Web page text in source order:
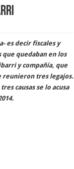
es decir fiscales y
quedaban en los
y compañía, que
tres legajos.
causas se lo acusa